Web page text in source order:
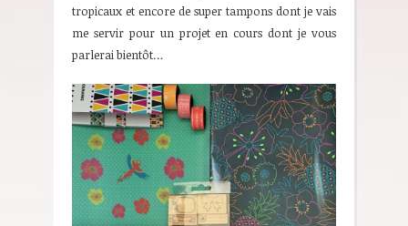
tropicaux et encore de super tampons dont je vais
me servir pour un projet en cours dont je vous
parlerai bientôt…